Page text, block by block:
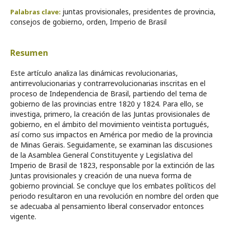
Palabras clave: juntas provisionales, presidentes de provincia,
consejos de gobierno, orden, Imperio de Brasil
Resumen
Este artículo analiza las dinámicas revolucionarias,
antirrevolucionarias y contrarrevolucionarias inscritas en el
proceso de Independencia de Brasil, partiendo del tema de
gobierno de las provincias entre 1820 y 1824. Para ello, se
investiga, primero, la creación de las Juntas provisionales de
gobierno, en el ámbito del movimiento veintista portugués,
así como sus impactos en América por medio de la provincia
de Minas Gerais. Seguidamente, se examinan las discusiones
de la Asamblea General Constituyente y Legislativa del
Imperio de Brasil de 1823, responsable por la extinción de las
Juntas provisionales y creación de una nueva forma de
gobierno provincial. Se concluye que los embates políticos del
periodo resultaron en una revolución en nombre del orden que
se adecuaba al pensamiento liberal conservador entonces
vigente.